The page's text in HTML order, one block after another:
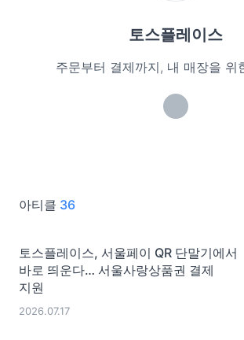
토스플레이스
주문부터 결제까지, 내 매장을 위
아티클 36
토스플레이스, 서울페이 QR 단말기에서
바로 띄운다… 서울사랑상품권 결제
지원
2026.07.17